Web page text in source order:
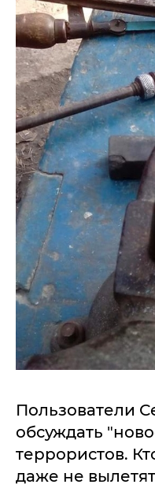
Пользователи
обсуждать
террористов.
даже не